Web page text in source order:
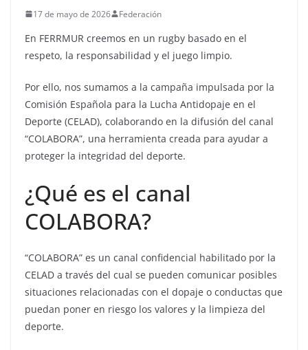
17 de mayo de 2026 Federación
En FERRMUR creemos en un rugby basado en el
respeto, la responsabilidad y el juego limpio.
Por ello, nos sumamos a la campaña impulsada por la
Comisión Española para la Lucha Antidopaje en el
Deporte (CELAD), colaborando en la difusión del canal
“COLABORA”, una herramienta creada para ayudar a
proteger la integridad del deporte.
¿Qué es el canal
COLABORA?
“COLABORA” es un canal confidencial habilitado por la
CELAD a través del cual se pueden comunicar posibles
situaciones relacionadas con el dopaje o conductas que
puedan poner en riesgo los valores y la limpieza del
deporte.